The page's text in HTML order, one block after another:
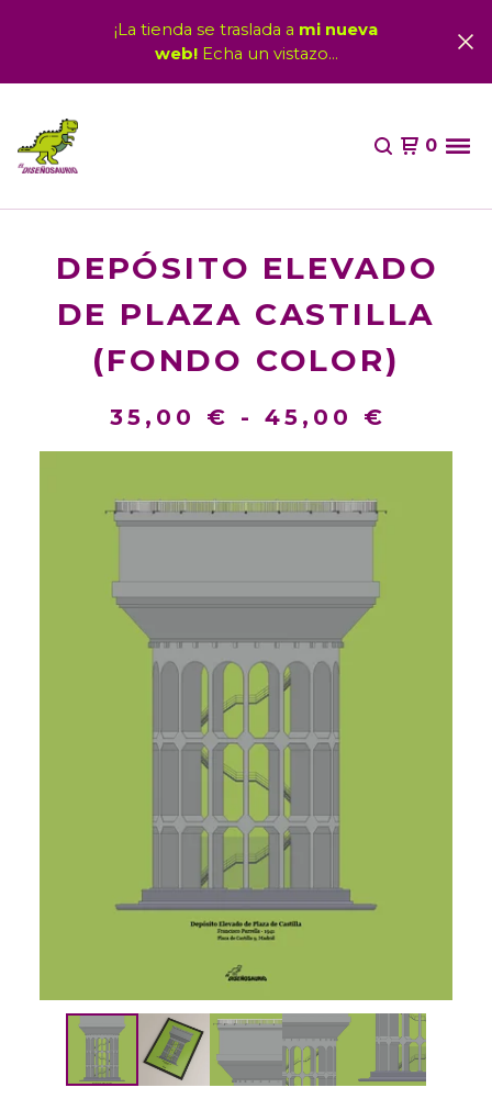
¡La tienda se traslada a mi nueva
web! Echa un vistazo...
0
DEPÓSITO ELEVADO
DE PLAZA CASTILLA
(FONDO COLOR)
35,00 € - 45,00 €